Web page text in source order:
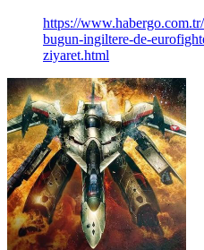
https://
bugun-ingiltere-de-
ziyaret.html